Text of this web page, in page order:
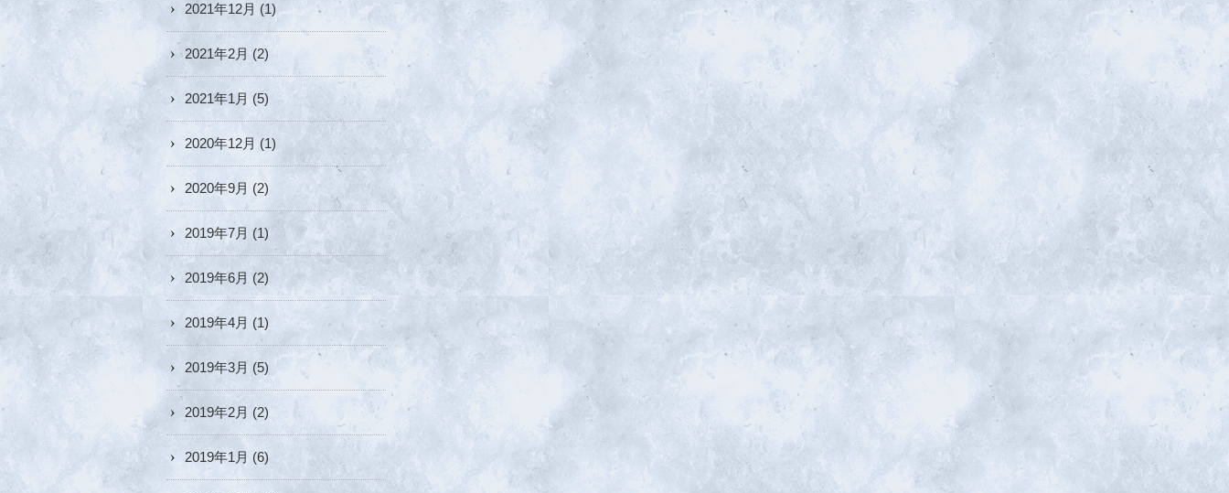
2021年12月 (1)
2021年2月 (2)
2021年1月 (5)
2020年12月 (1)
2020年9月 (2)
2019年7月 (1)
2019年6月 (2)
2019年4月 (1)
2019年3月 (5)
2019年2月 (2)
2019年1月 (6)